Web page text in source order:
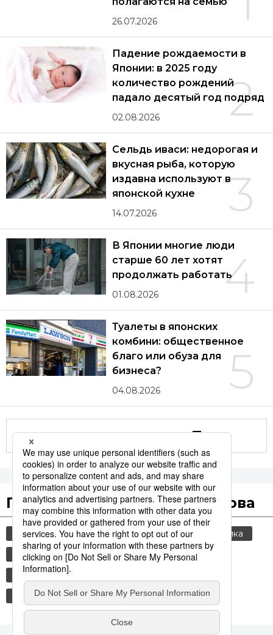
26.07.2026
2
Падение рождаемости в
Японии: в 2025 году
количество рождений
падало десятый год подряд
02.08.2026
3
Сельдь иваси: недорогая и
вкусная рыба, которую
издавна используют в
японской кухне
14.07.2026
4
В Японии многие люди
старше 60 лет хотят
продолжать работать
01.08.2026
5
Туалеты в японских
комбини: общественное
благо или обуза для
бизнеса?
04.08.2026
Другие статьи по теме
Популярные поисковые слова
общество культура jiji press
политика
экономика
туризм
еда и напитки
история
императорский дом